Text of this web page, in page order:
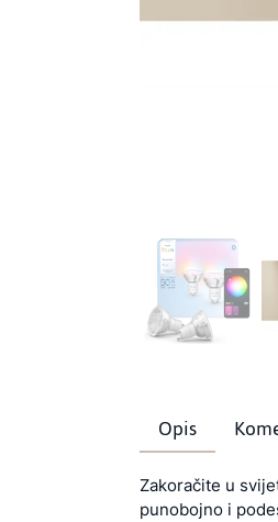
Opis
Zakoračite u
punobojno i